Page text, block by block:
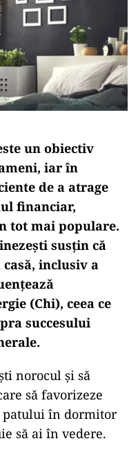
un obiectiv
iar în
de a atrage
financiar,
tot mai populare.
susțin că
inclusiv a
(Chi), ceea ce
succesului
norocul și să
să favorizeze
patului în dormitor
să ai în vedere.